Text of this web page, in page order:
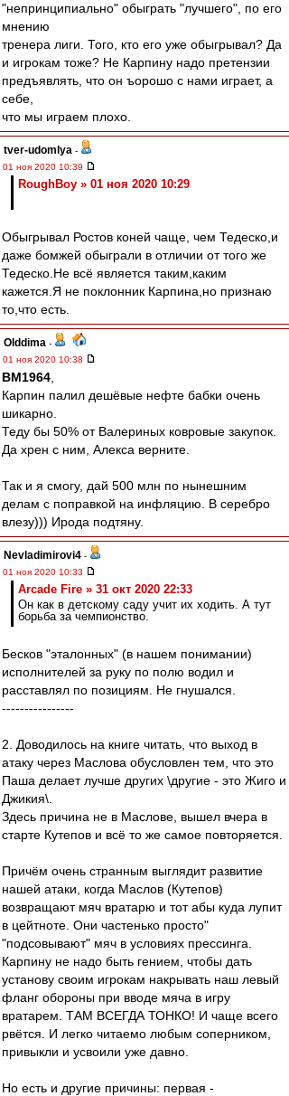
"непринципиально" обыграть "лучшего", по его
мнению
тренера лиги. Того, кто его уже обыгрывал? Да
и игрокам тоже? Не Карпину надо претензии
предъявлять, что он ъорошо с нами играет, а
себе,
что мы играем плохо.
tver-udomlya -
01 ноя 2020 10:39
RoughBoy » 01 ноя 2020 10:29
Обыгрывал Ростов коней чаще, чем Тедеско,и
даже бомжей обыграли в отличии от того же
Тедеско.Не всё является таким,каким
кажется.Я не поклонник Карпина,но признаю
то,что есть.
Olddima -
01 ноя 2020 10:38
BM1964
Карпин палил дешёвые нефте бабки очень
шикарно.
Теду бы 50% от Валериных ковровые закупок.
Да хрен с ним, Алекса верните.
Так и я смогу, дай 500 млн по нынешним
делам с поправкой на инфляцию. В серебро
влезу))) Ирода подтяну.
Nevladimirovi4 -
01 ноя 2020 10:33
Arcade Fire » 31 окт 2020 22:33
Он как в детскому саду учит их ходить. А тут
борьба за чемпионство.
Бесков "эталонных" (в нашем понимании)
исполнителей за руку по полю водил и
расставлял по позициям. Не гнушался.
----------------
2. Доводилось на книге читать, что выход в
атаку через Маслова обусловлен тем, что это
Паша делает лучше других \другие - это Жиго и
Джикия\.
Здесь причина не в Маслове, вышел вчера в
старте Кутепов и всё то же самое повторяется.
Причём очень странным выглядит развитие
нашей атаки, когда Маслов (Кутепов)
возвращают мяч вратарю и тот абы куда лупит
в цейтноте. Они частенько просто"
"подсовывают" мяч в условиях прессинга.
Карпину не надо быть гением, чтобы дать
установу своим игрокам накрывать наш левый
фланг обороны при вводе мяча в игру
вратарем. ТАМ ВСЕГДА ТОНКО! И чаще всего
рвётся. И легко читаемо любым соперником,
привыкли и усвоили уже давно.
Но есть и другие причины: первая -